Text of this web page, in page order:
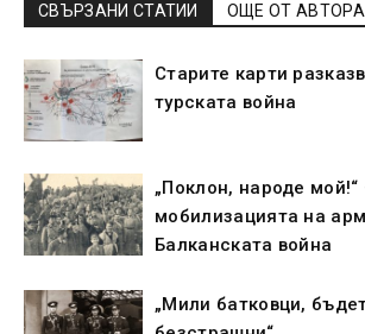
СВЪРЗАНИ СТАТИИ ОЩЕ ОТ АВТОРА
Старите карти
турската война
„Поклон, народе мой!“
мобилизацията на
Балканската война
„Мили батковци,